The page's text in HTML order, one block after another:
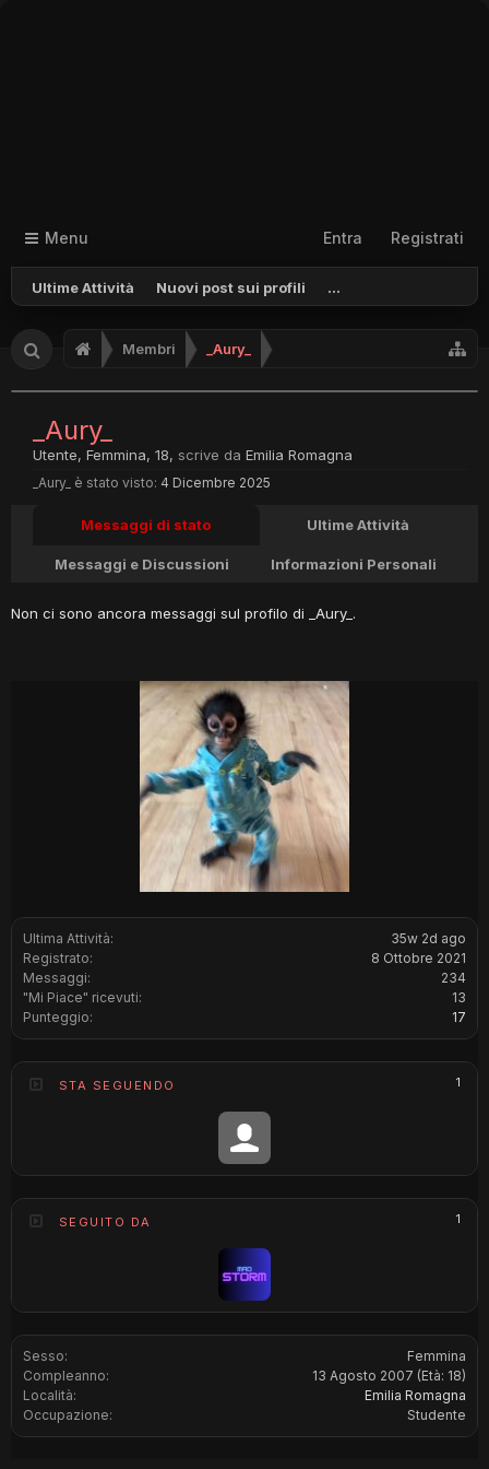
Menu
Ultime Attività Nuovi post sui profili ...
Entra Registrati
Membri _Aury_
Ultima Attività:
35w 2d ago
Registrato:
8 Ottobre 2021
Messaggi:
234
"Mi Piace" ricevuti:
13
Punteggio:
17
STA SEGUENDO 1
SEGUITO DA 1
Sesso:
Femmina
Compleanno:
13 Agosto 2007 (Età: 18)
Località:
Emilia Romagna
Occupazione:
Studente
_Aury_
Utente, Femmina, 18, scrive da Emilia Romagna
_Aury_ è stato visto: 4 Dicembre 2025
Messaggi di stato Ultime Attività
Messaggi e Discussioni Informazioni Personali
Non ci sono ancora messaggi sul profilo di _Aury_.